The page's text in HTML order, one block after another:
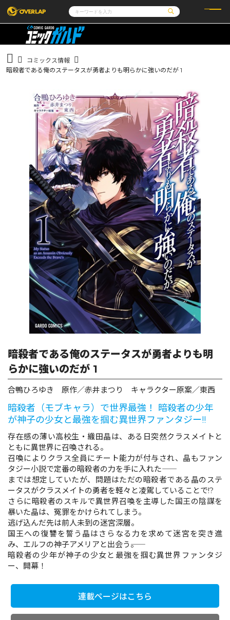
コミック
コミッククリエ
LiQulle
ラブパルフェ
ライトノベル
ロサージュノベルス
その他 通販・NEWS
企業
会社概要
採用情報
アクセス
オーバーラップホールディングス
お問い合わせはこちら
オーバーラップ文庫
オーバーラップノベルス
オーバーラップノベルスf
ロサージュノベルス
コミックガルド
リキューレ
コミックパルフェ
コミックエッセイ
閉じる
コミックス情報
暗殺者である俺のステータスが勇者よりも明らかに強いのだが 1
暗殺者である俺のステータスが勇者よりも明
らかに強いのだが 1
合鴨ひろゆき 原作／赤井まつり キャラクター原案／東西
暗殺者（モブキャラ）で世界最強！ 暗殺者の少年
が神子の少女と最強を掴む異世界ファンタジー!!
存在感の薄い高校生・織田晶は、ある日突然クラスメイトと
ともに異世界に召喚される。
召喚によりクラス全員にチート能力が付与され、晶もファン
タジー小説で定番の暗殺者の力を手に入れた――
までは想定していたが、問題はただの暗殺者である晶のステ
ータスがクラスメイトの勇者を軽々と凌駕していることで!?
さらに暗殺者のスキルで異世界召喚を主導した国王の陰謀を
暴いた晶は、冤罪をかけられてしまう。
逃げ込んだ先は前人未到の迷宮深層。
国王への復讐を誓う晶はさらなる力を求めて迷宮を突き進
み、エルフの神子アメリアと出会う――。
暗殺者の少年が神子の少女と最強を掴む異世界ファンタジ
ー、開幕！
連載ページはこちら